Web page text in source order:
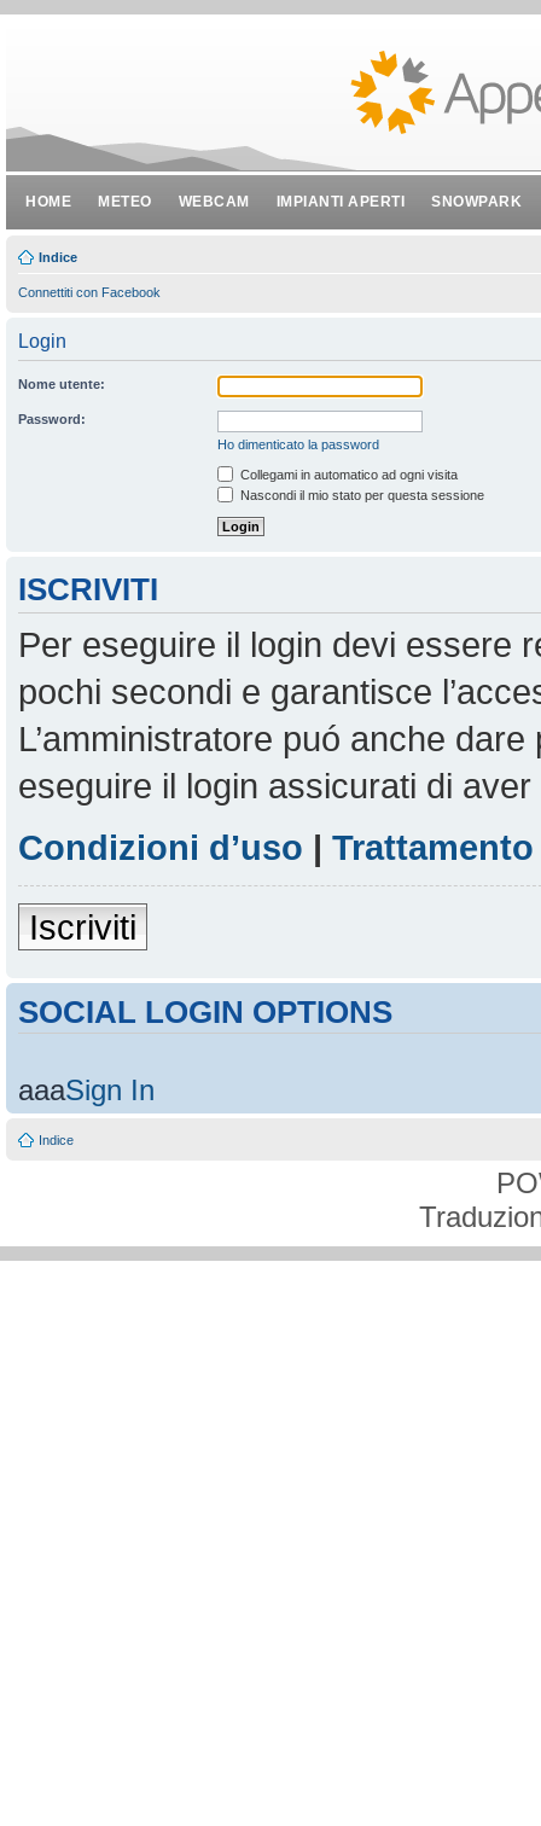
HOME METEO WEBCAM IMPIANTI APERTI SNOWPARK
Indice
Connettiti con Facebook
Login
Nome utente:
Password:
Ho dimenticato la password
Collegami in automatico ad ogni visita
Nascondi il mio stato per questa sessione
ISCRIVITI
Per eseguire il login devi essere
pochi secondi e garantisce
L’amministratore puó anche
eseguire il login assicurati di
Condizioni d’uso |
Iscriviti
SOCIAL LOGIN OPTIONS
aaaSign In
Indice